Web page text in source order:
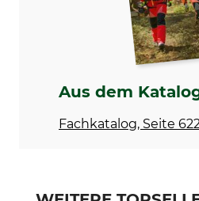
Aus dem
Fachkatalog, Seite